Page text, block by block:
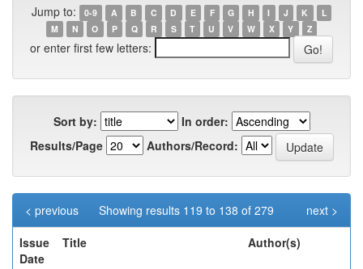
Jump to: 0-9 A B C D E F G H I J K
L
M
N O P Q R S T U V W X Y Z
or enter first few letters:
Sort by:
In order:
Results/Page
Authors/Record:
Showing results 119 to 138 of 279
< previous
next >
Issue
Date
Title Author(s)